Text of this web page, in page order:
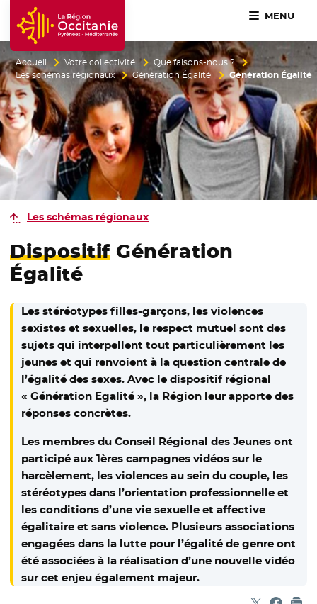
Accueil Région Occitanie / Pyrénées-Méditerranée
MENU
Accueil Votre collectivité
Que faisons-nous ?
Les schémas régionaux
Génération Égalité Génération Égalité
Les schémas régionaux
DispositifGénération
Égalité
Les stéréotypes filles-garçons, les violences
sexistes et sexuelles, le respect mutuel sont des
sujets qui interpellent tout particulièrement les
jeunes et qui renvoient à la question centrale de
l’égalité des sexes. Avec le dispositif régional
« Génération Egalité », la Région leur apporte des
réponses concrètes.
Les membres du Conseil Régional des Jeunes ont
participé aux 1ères campagnes vidéos sur le
harcèlement, les violences au sein du couple, les
stéréotypes dans l’orientation professionnelle et
les conditions d’une vie sexuelle et affective
égalitaire et sans violence. Plusieurs associations
engagées dans la lutte pour l’égalité de genre ont
été associées à la réalisation d’une nouvelle vidéo
sur cet enjeu également majeur.